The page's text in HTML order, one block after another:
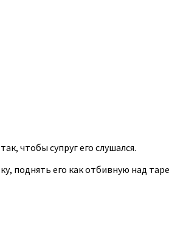
чтобы супруг его слушался.
поднять его как отбивную над